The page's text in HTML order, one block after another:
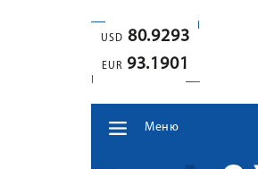
USD 80.9293
EUR 93.1901
Меню